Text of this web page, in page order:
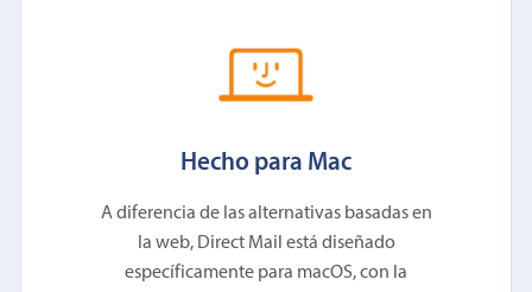
Hecho para Mac
A diferencia de las alternativas basadas en
la web, Direct Mail está diseñado
específicamente para macOS, con la